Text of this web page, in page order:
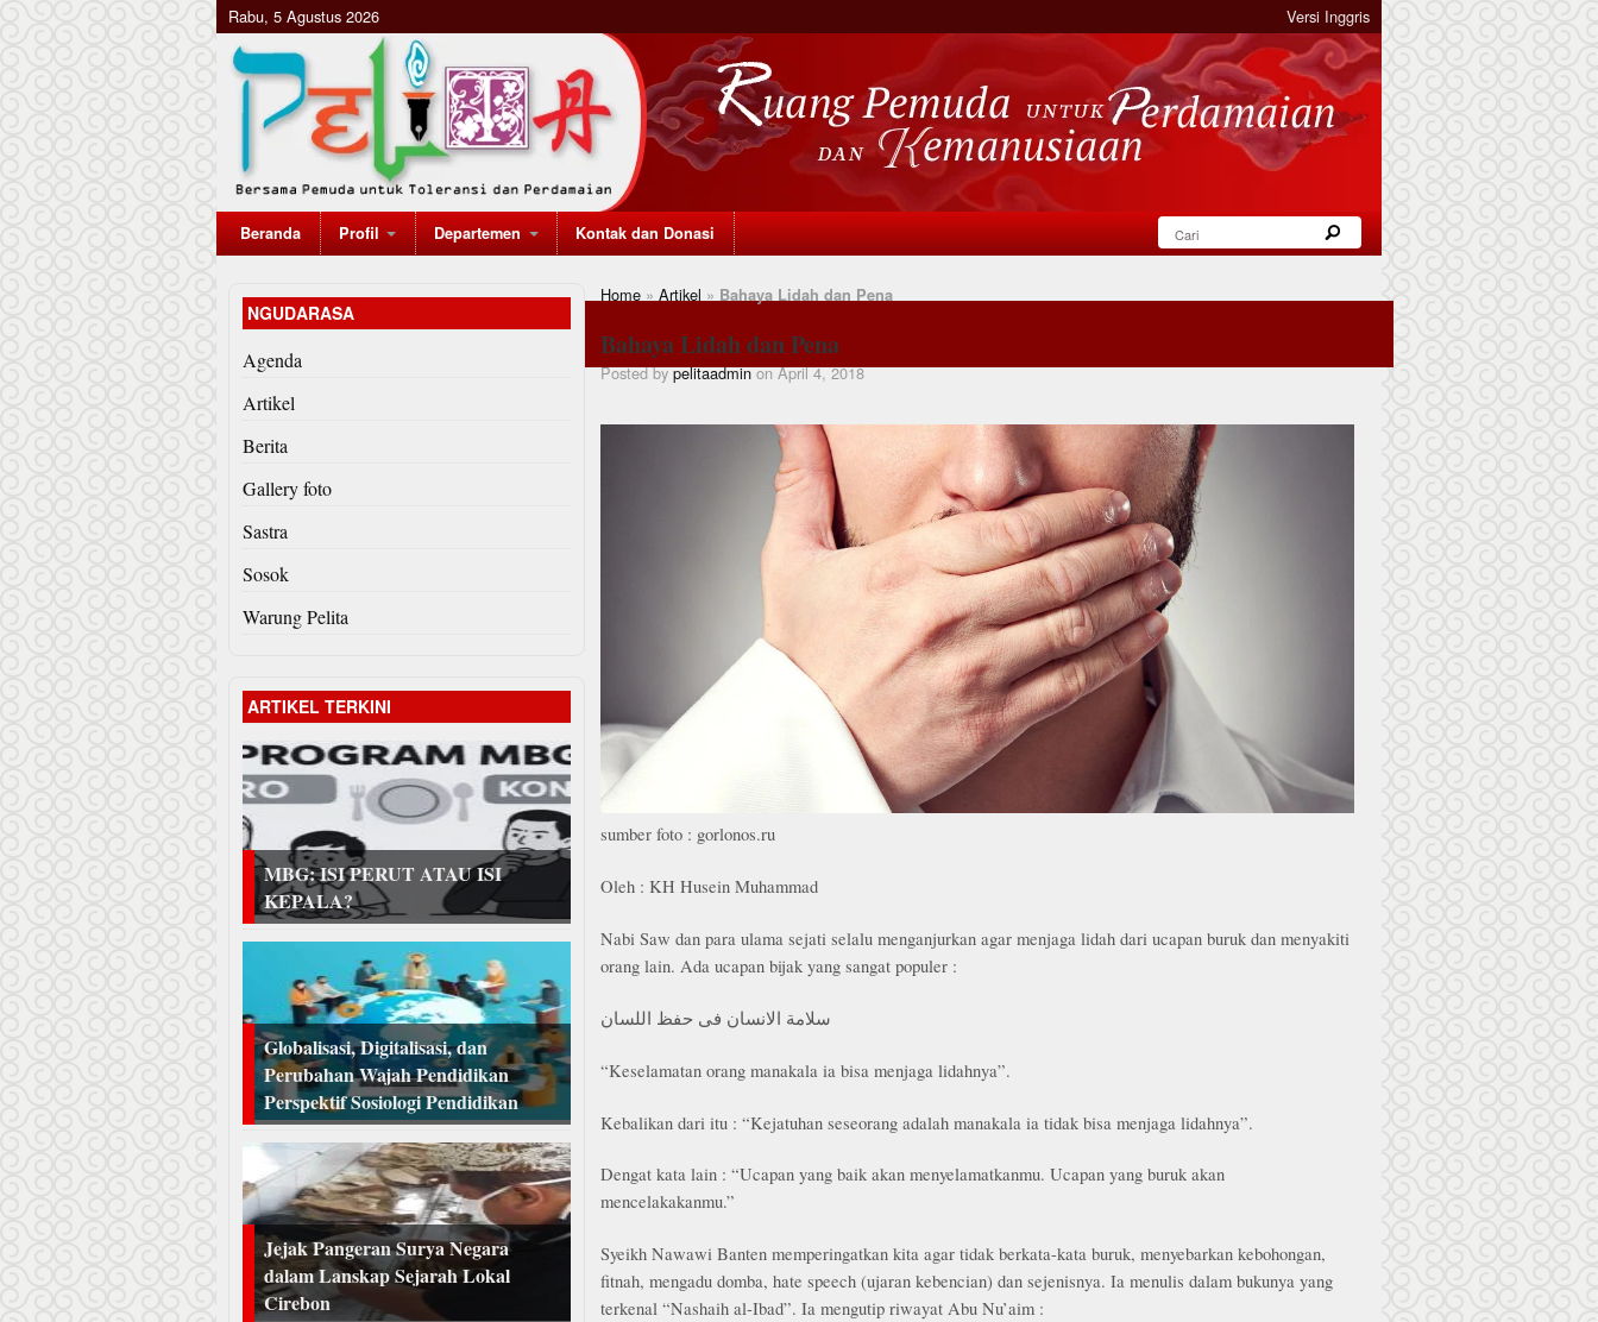
Rabu, 5 Agustus 2026 Versi Inggris
Beranda Profil Departemen Kontak dan Donasi
Home» Artikel » Bahaya Lidah dan Pena
Bahaya Lidah dan Pena
Posted bypelitaadmin on April 4, 2018
sumber foto : gorlonos.ru
Oleh : KH Husein Muhammad
Nabi Saw dan para ulama sejati selalu menganjurkan agar menjaga lidah dari ucapan buruk dan menyakiti
orang lain. Ada ucapan bijak yang sangat populer :
سلامة الانسان فى حفظ اللسان
“Keselamatan orang manakala ia bisa menjaga lidahnya”.
Kebalikan dari itu : “Kejatuhan seseorang adalah manakala ia tidak bisa menjaga lidahnya”.
Dengat kata lain : “Ucapan yang baik akan menyelamatkanmu. Ucapan yang buruk akan
mencelakakanmu.”
Syeikh Nawawi Banten memperingatkan kita agar tidak berkata-kata buruk, menyebarkan kebohongan,
fitnah, mengadu domba, hate speech (ujaran kebencian) dan sejenisnya. Ia menulis dalam bukunya yang
terkenal “Nashaih al-Ibad”. Ia mengutip riwayat Abu Nu’aim :
NGUDARASA
Agenda
Artikel
Berita
Gallery foto
Sastra
Sosok
Warung Pelita
ARTIKEL TERKINI
MBG: ISI PERUT ATAU ISI
KEPALA?
Globalisasi, Digitalisasi, dan
Perubahan Wajah Pendidikan
Perspektif Sosiologi Pendidikan
Jejak Pangeran Surya Negara
dalam Lanskap Sejarah Lokal
Cirebon